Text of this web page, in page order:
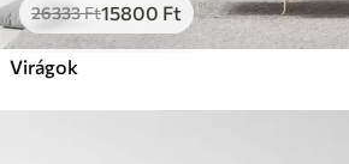
26333Ft15800 Ft
Virágok